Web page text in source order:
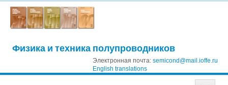
Физика и техника полупроводников
Электронная почта: semicond@mail.ioffe.ru
English translations